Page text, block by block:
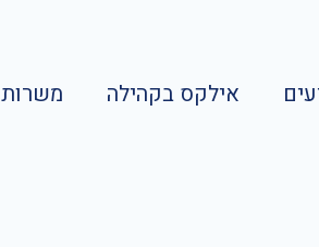
אילקס בקהילה משרות